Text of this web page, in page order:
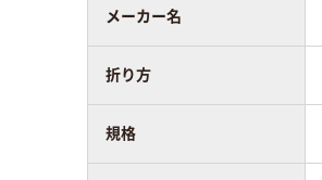
メーカー名
折り方
規格